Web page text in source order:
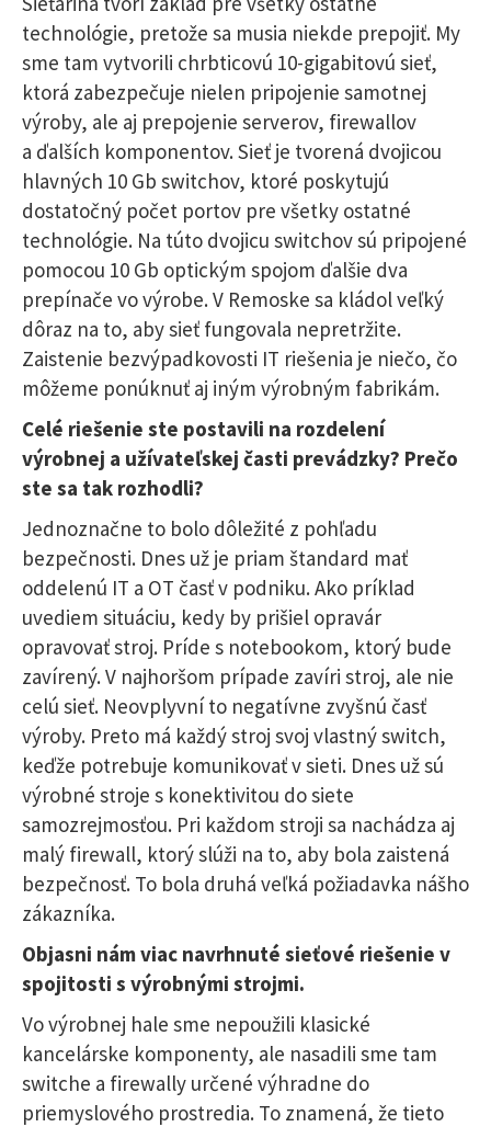
technológie, pretože sa musia niekde prepojiť. My
sme tam vytvorili chrbticovú 10-gigabitovú sieť,
ktorá zabezpečuje nielen pripojenie samotnej
výroby, ale aj prepojenie serverov, firewallov
a ďalších komponentov. Sieť je tvorená dvojicou
hlavných 10 Gb switchov, ktoré poskytujú
dostatočný počet portov pre všetky ostatné
technológie. Na túto dvojicu switchov sú pripojené
pomocou 10 Gb optickým spojom ďalšie dva
prepínače vo výrobe. V Remoske sa kládol veľký
dôraz na to, aby sieť fungovala nepretržite.
Zaistenie bezvýpadkovosti IT riešenia je niečo, čo
môžeme ponúknuť aj iným výrobným fabrikám.
Celé riešenie ste postavili na rozdelení
výrobnej a užívateľskej časti prevádzky? Prečo
ste sa tak rozhodli?
Jednoznačne to bolo dôležité z pohľadu
bezpečnosti. Dnes už je priam štandard mať
oddelenú IT a OT časť v podniku. Ako príklad
uvediem situáciu, kedy by prišiel opravár
opravovať stroj. Príde s notebookom, ktorý bude
zavírený. V najhoršom prípade zavíri stroj, ale nie
celú sieť. Neovplyvní to negatívne zvyšnú časť
výroby. Preto má každý stroj svoj vlastný switch,
keďže potrebuje komunikovať v sieti. Dnes už sú
výrobné stroje s konektivitou do siete
samozrejmosťou. Pri každom stroji sa nachádza aj
malý firewall, ktorý slúži na to, aby bola zaistená
bezpečnosť. To bola druhá veľká požiadavka nášho
zákazníka.
Objasni nám viac navrhnuté sieťové riešenie v
spojitosti s výrobnými strojmi.
Vo výrobnej hale sme nepoužili klasické
kancelárske komponenty, ale nasadili sme tam
switche a firewally určené výhradne do
priemyslového prostredia. To znamená, že tieto